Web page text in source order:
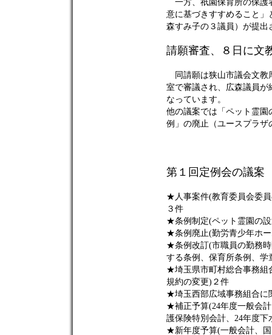
意に基づきすすめること
森すみ子の３議員）が提出
請願審査、８日に文
同請願は狭山市議会文教
室で審議され、広森議員
なっています。
他の議案では「ペット霊
例」の廃止（ユースプラ
第１回定例会の議案
★人事案件(教育委員会委
３件
★条例制定(ペット霊園の
★条例廃止(勤労青少年ホ
★条例改訂(市職員の勤務
する条例、保育所条例、
★埼玉県市町村総合事務組
規約の変更)２件
★埼玉西部広域事務組合に
★補正予算(24年度一般会
護保険特別会計、24年度下
★新年度予算(一般会計、